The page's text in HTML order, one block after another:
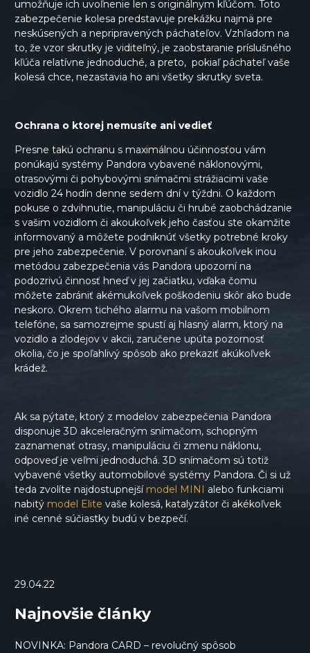
umožňuje ich uvoľnenie len s originálnym kľúčom. Toto
zabezpečenie kolesa predstavuje prekážku najmä pre
neskúsených a nepripravených páchateľov. Vzhľadom na
to, že vzor skrutky je viditeľný, je zaobstaranie príslušného
kľúča relatívne jednoduché, a preto, pokiaľ páchateľ vaše
kolesá chce, nezastavia ho ani všetky skrutky sveta.
Ochrana o ktorej nemusíte ani vedieť
Presne takú ochranu s maximálnou účinnosťou vám
ponúkajú systémy Pandora vybavené náklonovými,
otrasovými či pohybovými snímačmi strážiacimi vaše
vozidlo 24 hodín denne sedem dní v týždni. O každom
pokuse o zdvihnutie, manipuláciu či hrubé zaobchádzanie
s vašim vozidlom či akoukoľvek jeho časťou ste okamžite
informovaný a môžete podniknúť všetky potrebné kroky
pre jeho zabezpečenie. V porovnaní s akoukoľvek inou
metódou zabezpečenia vás Pandora upozorní na
podozrivú činnosť hneď v jej začiatku, vďaka čomu
môžete zabrániť akémukoľvek poškodeniu skôr ako bude
neskoro. Okrem tichého alarmu na vašom mobilnom
telefóne, sa samozrejme spustí aj hlasný alarm, ktorý na
vozidlo a zlodejov v akcii, zaručene upúta pozornosť
okolia, čo je spoľahlivý spôsob ako prekaziť akúkoľvek
krádež.
Ak sa pýtate, ktorý z modelov zabezpečenia Pandora
disponuje 3D akceleračným snímačom, schopným
zaznamenať otrasy, manipuláciu či zmenu náklonu,
odpoveď je veľmi jednoduchá. 3D snímačom sú totiž
vybavené všetky automobilové systémy Pandora. Či si už
teda zvolíte najdostupnejší model MINI alebo funkciami
nabitý model Elite vaše kolesá, katalyzátor či akékoľvek
iné cenné súčiastky budú v bezpečí.
29.04.22
Najnovšie články
NOVINKA: Pandora CARD – revolučný spôsob